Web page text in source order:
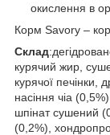
окислення в
Корм Savory –
Склад
курячий жир,
курячої печінки,
насіння чіа
шпінат сушений
(0,2%),